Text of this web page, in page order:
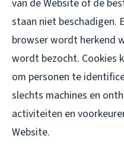
van de Website of de
staan niet beschadigen.
browser wordt herkend
wordt bezocht. Cookies
om personen te
slechts machines en
activiteiten en
Website.